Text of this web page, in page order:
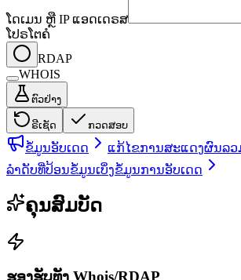
ໂດເມນ ຫຼື IP ແອດເດຣສ
ໂປຣໂຕຄໍ
RDAP
WHOIS
ຕົວຢ່າງ
ຣີເຊັດ ກວດສອບ
ຂໍ້ມູນອັບເດດ
ແກ້ໄຂການສະແດງຜົນລວ
ລຳດັບທີ່ປ້ອນຂໍ້ມູນເບິ່ງຂໍ້ມູນການອັບເດດ
ຄຸນສົມບັດ